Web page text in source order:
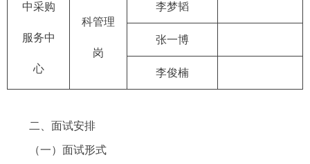
中采购
服务中
心
科管理
岗
李梦韬
张一博
李俊楠
二、面试安排
（一）面试形式